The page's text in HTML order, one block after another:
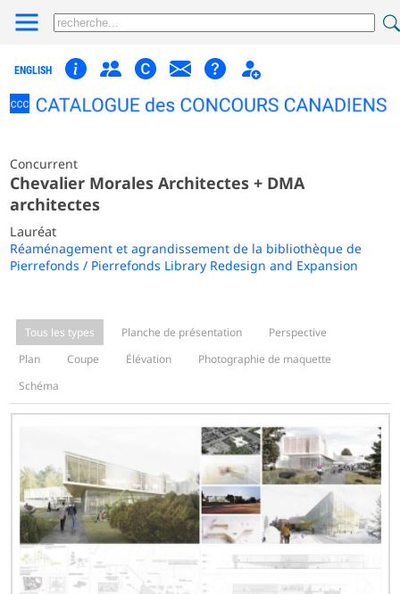
ENGLISH
Concurrent
Chevalier Morales Architectes + DMA
architectes
Lauréat
Réaménagement et agrandissement de la bibliothèque de
Pierrefonds / Pierrefonds Library Redesign and Expansion
Tous les types Planche de présentation
Perspective
Plan
Coupe Élévation
Photographie de maquette
Schéma